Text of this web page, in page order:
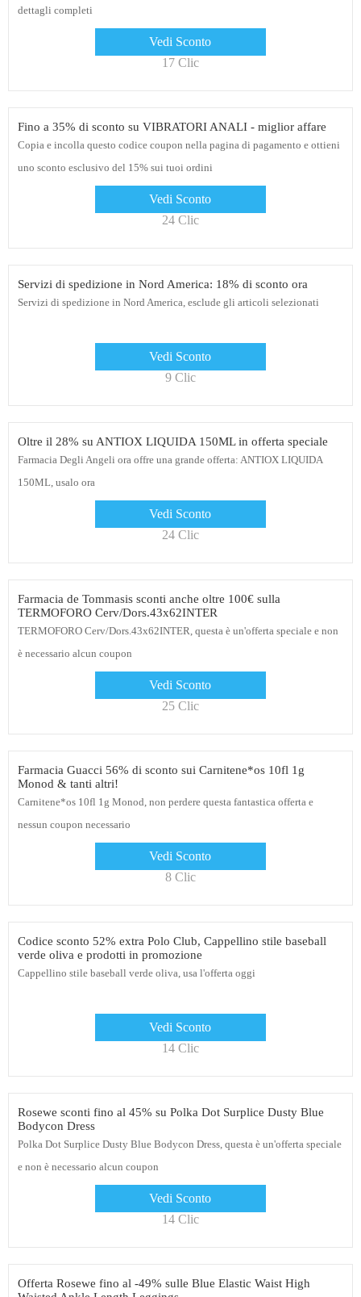
dettagli completi
Vedi Sconto
17 Clic
Fino a 35% di sconto su VIBRATORI ANALI - miglior affare
Copia e incolla questo codice coupon nella pagina di pagamento e ottieni
uno sconto esclusivo del 15% sui tuoi ordini
Vedi Sconto
24 Clic
Servizi di spedizione in Nord America: 18% di sconto ora
Servizi di spedizione in Nord America, esclude gli articoli selezionati
Vedi Sconto
9 Clic
Oltre il 28% su ANTIOX LIQUIDA 150ML in offerta speciale
Farmacia Degli Angeli ora offre una grande offerta: ANTIOX LIQUIDA
150ML, usalo ora
Vedi Sconto
24 Clic
Farmacia de Tommasis sconti anche oltre 100€ sulla
TERMOFORO Cerv/Dors.43x62INTER
TERMOFORO Cerv/Dors.43x62INTER, questa è un'offerta speciale e non
è necessario alcun coupon
Vedi Sconto
25 Clic
Farmacia Guacci 56% di sconto sui Carnitene*os 10fl 1g
Monod & tanti altri!
Carnitene*os 10fl 1g Monod, non perdere questa fantastica offerta e
nessun coupon necessario
Vedi Sconto
8 Clic
Codice sconto 52% extra Polo Club, Cappellino stile baseball
verde oliva e prodotti in promozione
Cappellino stile baseball verde oliva, usa l'offerta oggi
Vedi Sconto
14 Clic
Rosewe sconti fino al 45% su Polka Dot Surplice Dusty Blue
Bodycon Dress
Polka Dot Surplice Dusty Blue Bodycon Dress, questa è un'offerta speciale
e non è necessario alcun coupon
Vedi Sconto
14 Clic
Offerta Rosewe fino al -49% sulle Blue Elastic Waist High